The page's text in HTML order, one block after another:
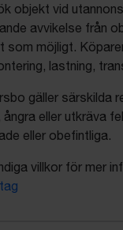
objekt vid
avvikelse från
som möjligt.
lastning,
gäller särskilda
ångra eller utkräva
eller obefintliga.
villkor för mer